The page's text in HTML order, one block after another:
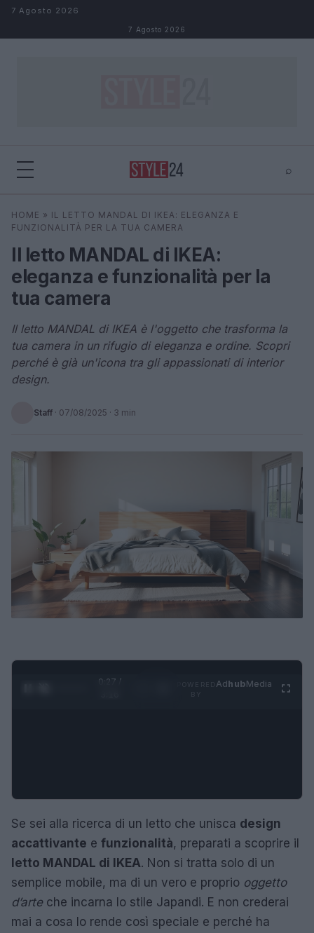
Salta al contenuto
7 Agosto 2026
7 Agosto 2026
⌕
Cerca
HOME » IL LETTO MANDAL DI IKEA: ELEGANZA E
FUNZIONALITÀ PER LA TUA CAMERA
Il letto MANDAL di IKEA:
eleganza e funzionalità per la
tua camera
Il letto MANDAL di IKEA è l'oggetto che trasforma la
tua camera in un rifugio di eleganza e ordine. Scopri
perché è già un'icona tra gli appassionati di interior
design.
Staff · 07/08/2025 · 3 min
0:28 /
AdhubMedia
Se sei alla ricerca di un letto che unisca design
accattivante e funzionalità, preparati a scoprire il
letto MANDAL di IKEA. Non si tratta solo di un
semplice mobile, ma di un vero e proprio oggetto
d’arteche incarna lo stile Japandi. E non crederai
mai a cosa lo rende così speciale e perché ha